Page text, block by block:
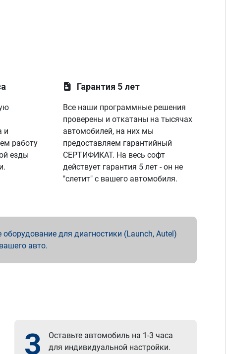
и
работу
езды
Гарантия 5 лет
Все наши программные решения
проверены и откатаны на тысячах
автомобилей, на них мы
предоставляем гарантийный
СЕРТИФИКАТ. На весь софт
действует гарантия 5 лет - он не
"слетит" с вашего автомобиля.
для диагностики (Launch, Autel)
авто.
3
Оставьте автомобиль на 1-3 часа
для индивидуальной настройки.